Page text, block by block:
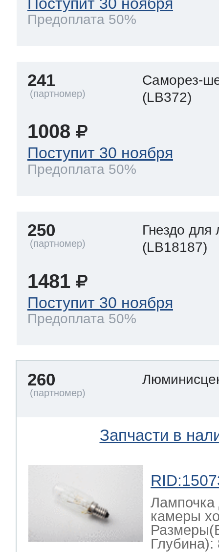
Предоплата 50%
241
Саморез-
(LB372)
1008
Поступит 30 ноября
Предоплата 50%
250
Гнездо для
(LB18187)
1481
Поступит 30 ноября
Предоплата 50%
260
Запчасти в
Лампочка
камеры
Глубина):